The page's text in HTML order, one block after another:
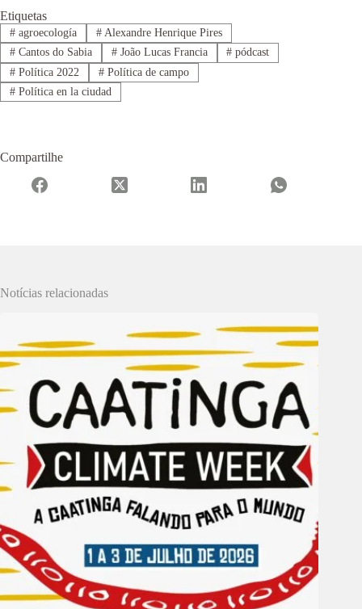
Etiquetas
#agroecología #Alexandre Henrique Pires
#Cantos do Sabia #João Lucas Francia # pódcast
#Política 2022 #Política de campo
#Política en la ciudad
Compartilhe
Notícias relacionadas